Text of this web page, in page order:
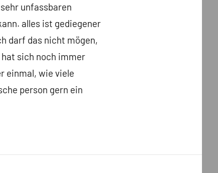
unfassbaren
alles ist gediegener
darf das nicht mögen,
sich noch immer
einmal, wie viele
person gern ein